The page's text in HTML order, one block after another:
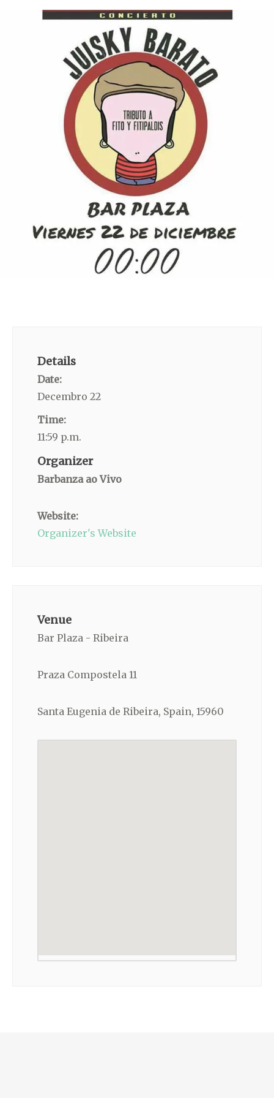
Details
Date:
Decembro 22
Time:
11:59 p.m.
Organizer
Barbanza ao Vivo
Website:
Organizer's Website
Venue
Bar Plaza - Ribeira
Praza Compostela 11
Santa Eugenia de Ribeira, Spain, 15960